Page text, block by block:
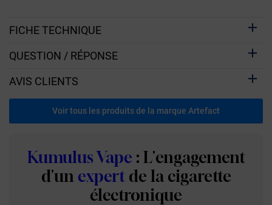
FICHE TECHNIQUE
QUESTION / RÉPONSE
AVIS CLIENTS
Voir tous les produits de la marque Artefact
Kumulus Vape : L'engagement
d'un expert de la cigarette
électronique